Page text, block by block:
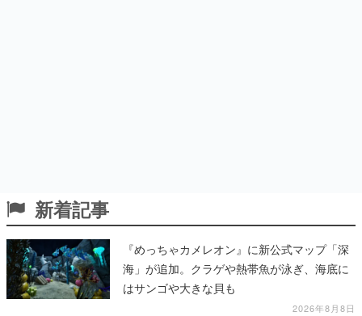
新着記事
『めっちゃカメレオン』に新公式マップ「深
海」が追加。クラゲや熱帯魚が泳ぎ、海底に
はサンゴや大きな貝も
2026年8月8日